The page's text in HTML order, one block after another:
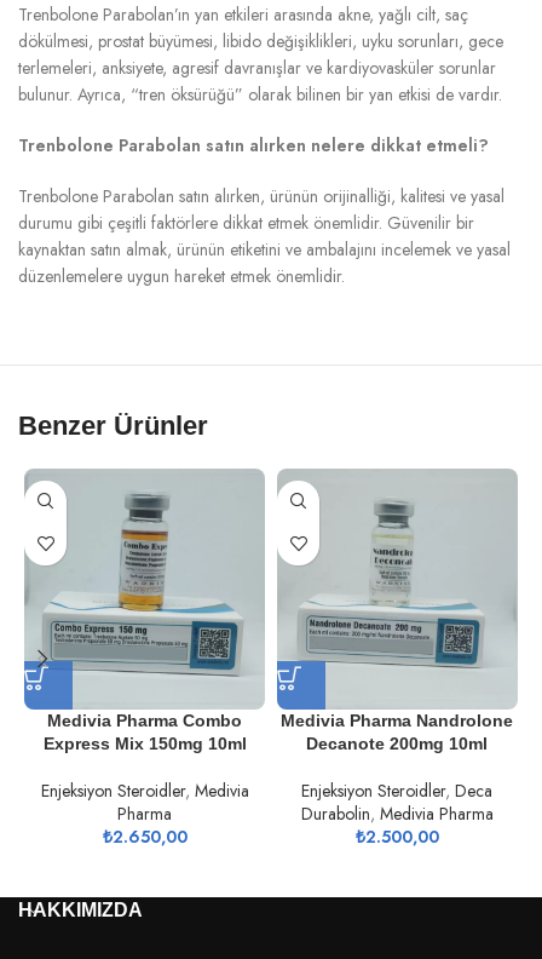
Trenbolone Parabolan’ın yan etkileri arasında akne, yağlı cilt, saç
dökülmesi, prostat büyümesi, libido değişiklikleri, uyku sorunları, gece
terlemeleri, anksiyete, agresif davranışlar ve kardiyovasküler sorunlar
bulunur. Ayrıca, “tren öksürüğü” olarak bilinen bir yan etkisi de vardır.
Trenbolone Parabolan satın alırken nelere dikkat etmeli?
Trenbolone Parabolan satın alırken, ürünün orijinalliği, kalitesi ve yasal
durumu gibi çeşitli faktörlere dikkat etmek önemlidir. Güvenilir bir
kaynaktan satın almak, ürünün etiketini ve ambalajını incelemek ve yasal
düzenlemelere uygun hareket etmek önemlidir.
Benzer Ürünler
Medivia Pharma Combo
Express Mix 150mg 10ml
Enjeksiyon Steroidler, Medivia
Pharma
₺2.650,00
Medivia Pharma Nandrolone
Decanote 200mg 10ml
Enjeksiyon Steroidler,Deca
Durabolin, Medivia Pharma
₺2.500,00
HAKKIMIZDA